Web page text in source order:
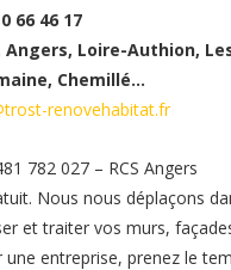
66 46 17
Angers, Loire-Authion,
Chemillé…
renovehabitat.fr
782 027 – RCS Angers
Nous nous déplaçons
et traiter vos murs,
une entreprise, prenez le